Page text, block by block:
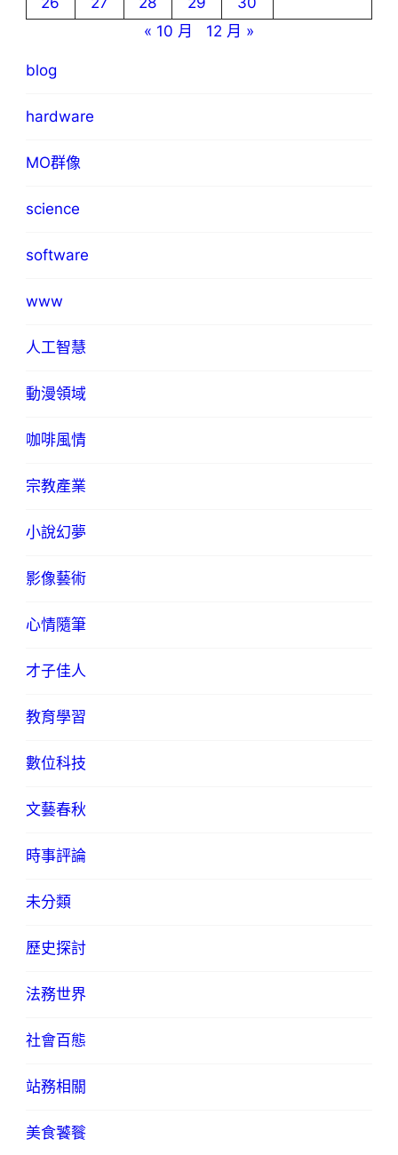
« 10 月
12 月 »
blog
hardware
MO群像
science
software
www
人工智慧
動漫領域
咖啡風情
宗教產業
小說幻夢
影像藝術
心情隨筆
才子佳人
教育學習
數位科技
文藝春秋
時事評論
未分類
歷史探討
法務世界
社會百態
站務相關
美食饕餮